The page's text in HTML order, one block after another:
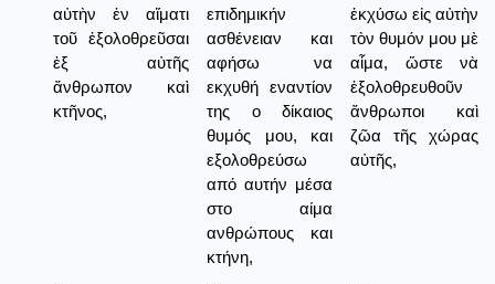
αὐτὴν ἐν αἵματι
τοῦ ἐξολοθρεῦσαι
ἐξ αὐτῆς
ἄνθρωπον καὶ
κτῆνος,
επιδημικήν
ασθένειαν και
αφήσω να
εκχυθή εναντίον
της ο δίκαιος
θυμός μου, και
εξολοθρεύσω
από αυτήν μέσα
στο αίμα
ανθρώπους και
κτήνη,
ἐκχύσω εἰς αὐτὴν
τὸν θυμόν μου μὲ
αἷμα, ὥστε νὰ
ἐξολοθρευθοῦν
ἄνθρωποι καὶ
ζῶα τῆς χώρας
αὐτῆς,